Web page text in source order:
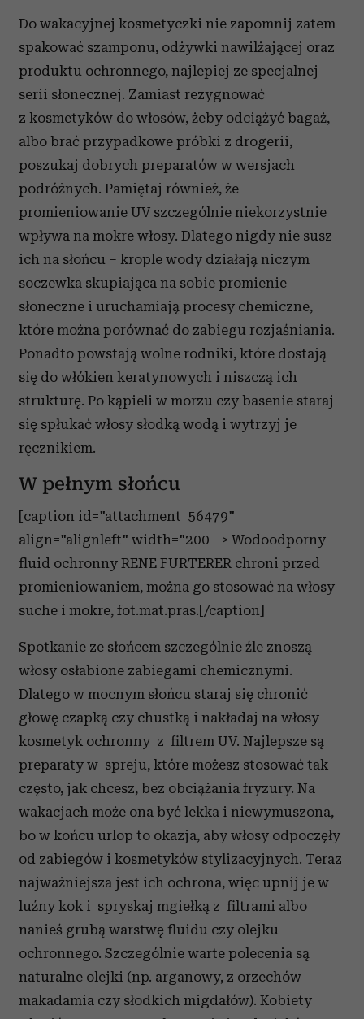
Do wakacyjnej kosmetyczki nie zapomnij zatem
spakować szamponu, odżywki nawilżającej oraz
produktu ochronnego, najlepiej ze specjalnej
serii słonecznej. Zamiast rezygnować
z kosmetyków do włosów, żeby odciążyć bagaż,
albo brać przypadkowe próbki z drogerii,
poszukaj dobrych preparatów w wersjach
podróżnych. Pamiętaj również, że
promieniowanie UV szczególnie niekorzystnie
wpływa na mokre włosy. Dlatego nigdy nie susz
ich na słońcu – krople wody działają niczym
soczewka skupiająca na sobie promienie
słoneczne i uruchamiają procesy chemiczne,
które można porównać do zabiegu rozjaśniania.
Ponadto powstają wolne rodniki, które dostają
się do włókien keratynowych i niszczą ich
strukturę. Po kąpieli w morzu czy basenie staraj
się spłukać włosy słodką wodą i wytrzyj je
ręcznikiem.
W pełnym słońcu
[caption id="attachment_56479"
align="alignleft" width="200--> Wodoodporny
fluid ochronny RENE FURTERER chroni przed
promieniowaniem, można go stosować na włosy
suche i mokre, fot.mat.pras.[/caption]
Spotkanie ze słońcem szczególnie źle znoszą
włosy osłabione zabiegami chemicznymi.
Dlatego w mocnym słońcu staraj się chronić
głowę czapką czy chustką i nakładaj na włosy
kosmetyk ochronny z filtrem UV. Najlepsze są
preparaty w spreju, które możesz stosować tak
często, jak chcesz, bez obciążania fryzury. Na
wakacjach może ona być lekka i niewymuszona,
bo w końcu urlop to okazja, aby włosy odpoczęły
od zabiegów i kosmetyków stylizacyjnych. Teraz
najważniejsza jest ich ochrona, więc upnij je w
luźny kok i spryskaj mgiełką z filtrami albo
nanieś grubą warstwę fluidu czy olejku
ochronnego. Szczególnie warte polecenia są
naturalne olejki (np. arganowy, z orzechów
makadamia czy słodkich migdałów). Kobiety